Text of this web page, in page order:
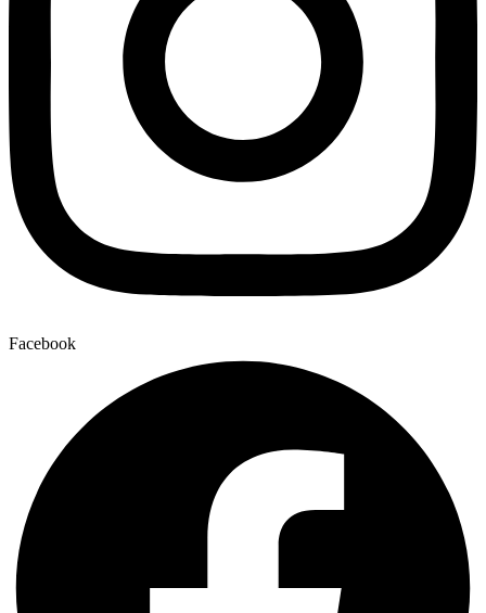
Facebook